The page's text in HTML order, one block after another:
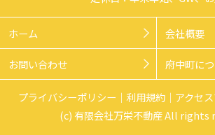
ホーム 会社概要
お問い合わせ 府中町に
プライバシーポリシー 利用規約 アクセ
(c) 有限会社万栄不動産 All rights